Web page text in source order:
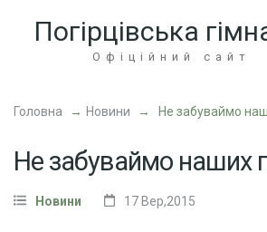
Enter)
Погірцівська
Офіційний сайт
Головна → Новини → Не забуваймо
Не забуваймо наших
Новини 17 Вер,2015